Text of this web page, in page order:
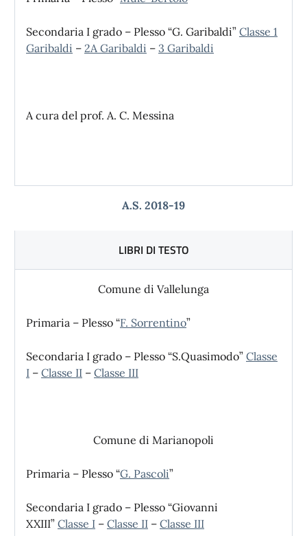
Secondaria I grado – Plesso “G. Garibaldi” Classe 1
Garibaldi – 2A Garibaldi – 3 Garibaldi
A cura del prof. A. C. Messina
A.S. 2018-19
LIBRI DI TESTO
Comune di Vallelunga
Primaria – Plesso “F. Sorrentino”
Secondaria I grado – Plesso “S.Quasimodo” Classe
I – Classe II – Classe III
Comune di Marianopoli
Primaria – Plesso “G. Pascoli”
Secondaria I grado – Plesso “Giovanni
XXIII” Classe I – Classe II – Classe III